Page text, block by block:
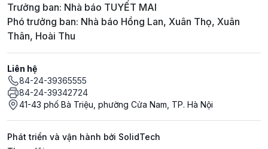
Trưởng ban: Nhà báo TUYẾT MAI
Phó trưởng ban: Nhà báo Hồng Lan, Xuân Thọ, Xuân
Thân, Hoài Thu
Liên hệ
84-24-39365555
84-24-39342724
41-43 phố Bà Triệu, phường Cửa Nam, TP. Hà Nội
Phát triển và vận hành bởi SolidTech